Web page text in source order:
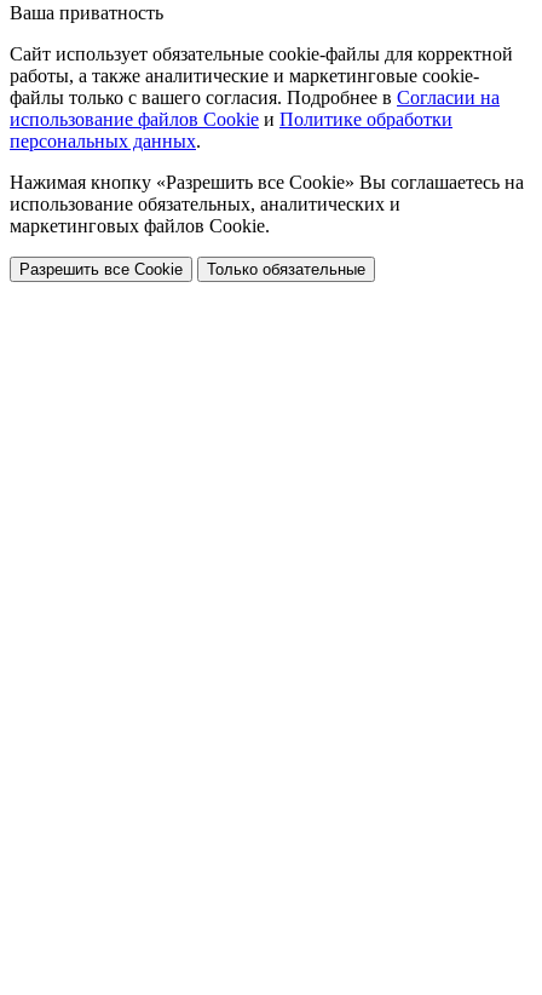
Ваша приватность
Сайт использует обязательные cookie-файлы для корректной
работы, а также аналитические и маркетинговые cookie-
файлы только с вашего согласия. Подробнее в Согласии на
использование файлов Cookie и Политике обработки
персональных данных.
Нажимая кнопку «Разрешить все Cookie» Вы соглашаетесь на
использование обязательных, аналитических и
маркетинговых файлов Cookie.
Разрешить все Cookie Только обязательные